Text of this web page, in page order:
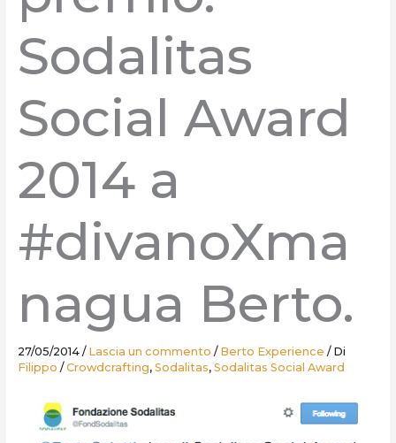
Sodalitas
Social Award
2014 a
#divanoXma
nagua Berto.
27/05/2014 / Lascia un commento / Berto Experience / Di
Filippo /Crowdcrafting, Sodalitas, Sodalitas Social Award